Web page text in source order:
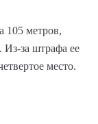
105 метров,
Из-за штрафа ее
место.